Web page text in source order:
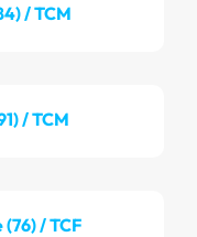
/ TCM
/ TCM
/ TCF